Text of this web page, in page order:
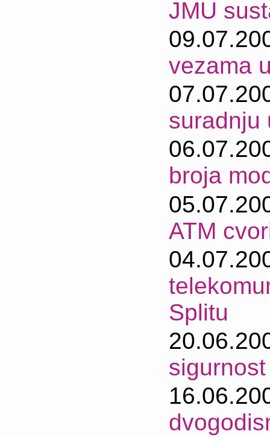
JMU
vezama
suradnju
broja
ATM
Splitu